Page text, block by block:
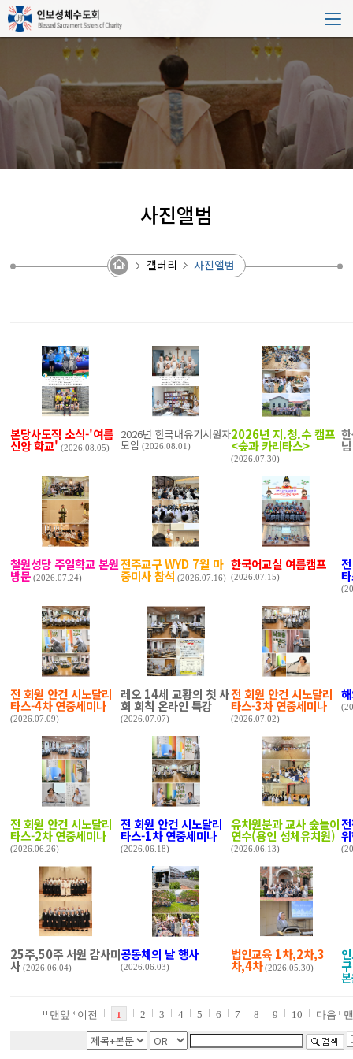
사진앨범
갤러리 사진앨범
본당사도직 소식-'여름
신앙 학교' (2026.08.05)
2026년 한국내유기서원자
모임 (2026.08.01)
2026년 지.청.수 캠프
<숲과 카리타스>
(2026.07.30)
철원성당 주일학교 본원
방문 (2026.07.24)
전주교구 WYD 7월 마
중미사 참석 (2026.07.16)
한국어교실 여름캠프
(2026.07.15)
전 회원 안건 시노달리
타스-4차 연중세미나
(2026.07.09)
레오 14세 교황의 첫 사
회 회칙 온라인 특강
(2026.07.07)
전 회원 안건 시노달리
타스-3차 연중세미나
(2026.07.02)
전 회원 안건 시노달리
타스-2차 연중세미나
(2026.06.26)
전 회원 안건 시노달리
타스-1차 연중세미나
(2026.06.18)
유치원분과 교사 숲놀이
연수(용인 성체유치원)
(2026.06.13)
25주,50주 서원 감사미
사 (2026.06.04)
공동체의 날 행사
(2026.06.03)
법인교육 1차,2차,3
차,4차 (2026.05.30)
맨앞 이전 1 2 3 4 5 6 7 8 9 10 다음